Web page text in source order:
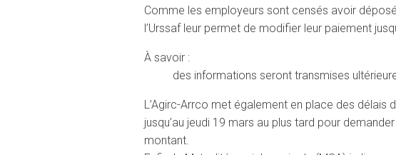
Comme les employeurs sont censés avoir
l’Urssaf leur permet de modifier leur paiement
À savoir :
des informations seront transmises
L’Agirc-Arrco met également en place des
jusqu’au jeudi 19 mars au plus tard pour
montant.